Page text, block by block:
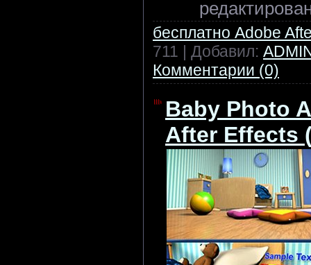
бесплатно Adobe
711 | Добавил:
Комментарии (0)
Baby Photo
After Effects